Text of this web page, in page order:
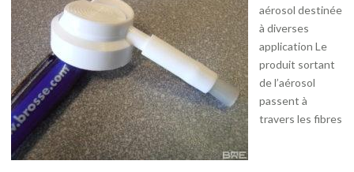
aérosol destinée
à diverses
application Le
produit sortant
de l’aérosol
passent à
travers les fibres